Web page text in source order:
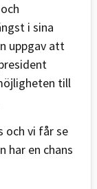
i sina
uppgav att
till
och vi får se
har en chans